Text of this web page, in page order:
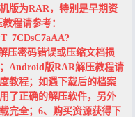
版为RAR，特别是早期资
程请参考：
压密码错误或压缩文档损
Android版RAR解压教程请
教程；如遇下载后的档案
了正确的解压软件，另外
完全；6、购买资源获得下